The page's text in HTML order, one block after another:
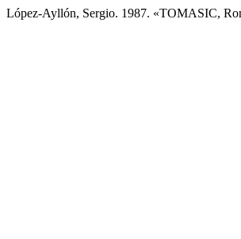
López-Ayllón, Sergio. 1987. «TOMASIC,